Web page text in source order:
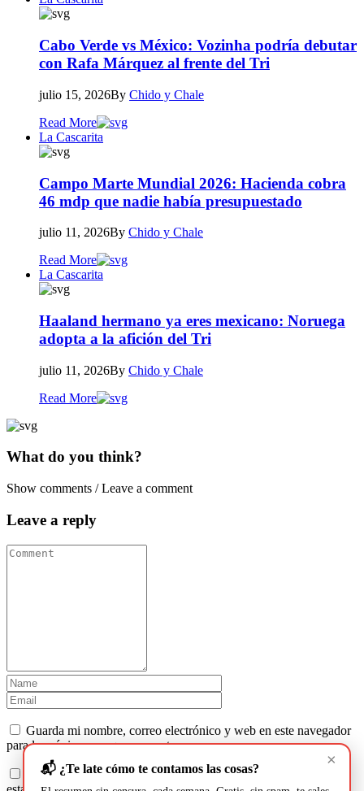
Cabo Verde vs México: Vozinha podría debutar
con Rafa Márquez al frente del Tri
julio 15, 2026By Chido y Chale
Read More
La Cascarita
Campo Marte Mundial 2026: Hacienda cobra
46 mdp que nadie había presupuestado
julio 11, 2026By Chido y Chale
Read More
La Cascarita
Haaland hermano ya eres mexicano: Noruega
adopta a la afición del Tri
julio 11, 2026By Chido y Chale
Read More
What do you think?
Show comments / Leave a comment
Leave a reply
Guarda mi nombre, correo electrónico y web en este navegador
para la próxima vez que comente.
Recibir un correo electrónico con los siguientes comentarios a
×
📬 ¿Te late cómo te contamos las cosas?